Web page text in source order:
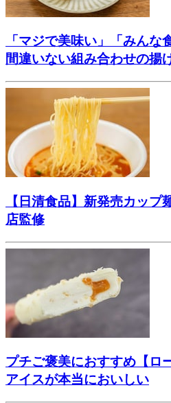
「マジで美味い」「みんな
間違いない組み合わせの揚
【日清食品】新発売カップ
店監修
プチご褒美におすすめ【ロ
アイスが本当においしい